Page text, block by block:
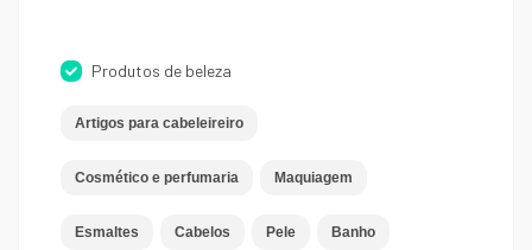
Produtos de beleza
Artigos para cabeleireiro
Cosmético e perfumaria Maquiagem
Esmaltes Cabelos Pele Banho